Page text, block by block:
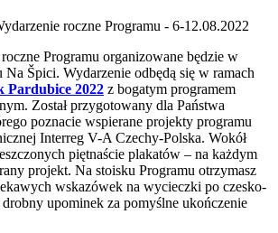
roczne Programu - 6-12.08.2022
Programu organizowane będzie w
Na Špici. Wydarzenie odbędą się w ramach
Pardubice 2022 z bogatym programem
Został przygotowany dla Państwa
poznacie wspierane projekty programu
Interreg V-A Czechy-Polska. Wokół
piętnaście plakatów – na każdym
projekt. Na stoisku Programu otrzymasz
wskazówek na wycieczki po czesko-
upominek za pomyślne ukończenie